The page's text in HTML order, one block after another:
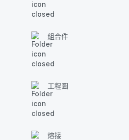
組合件
工程圖
熔接